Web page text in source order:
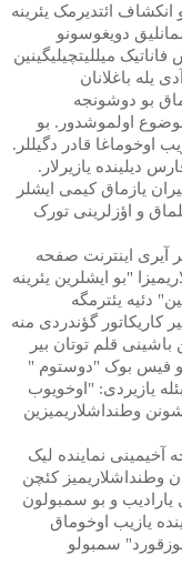
ائتدیرمک یئرینه
دویغوسونو
میللیتچیلیگینین
یله باغلانان
بو دوشونجه
اولموشدور. بو
اوخوماغا قادر دگیللر.
دیلینده یازیرلار.
یازماق کیمی ایشلر
و اؤزلرینی تورک
آیری اینترنت صفحه
"بو ایشلرین یئرینه
دئیه یئترمگه
کاریکاتور گؤندردی منه
قلم توتان بیر
بو فیس بوک "دوستوم "
یازیردی: "اوخویوب
وطنداشلاریمیزین
آخیمینی نماینده لیک
وطنداشلاریمیز کئچن
یارادیب و بو سمبولون
یازیب اوخوماق
سمبولو